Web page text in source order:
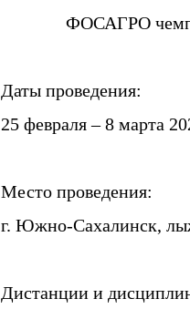
ФОСАГРО
Даты проведения:
25 февраля – 8 марта
Место проведения:
г. Южно-Сахалинск,
Дистанции и